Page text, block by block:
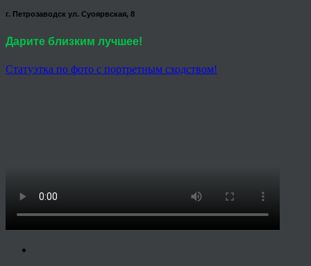
г. Петрозаводск ул. Суоярвская, 8
Дарите близким лучшее!
Статуэтка по фото с портретным сходством!